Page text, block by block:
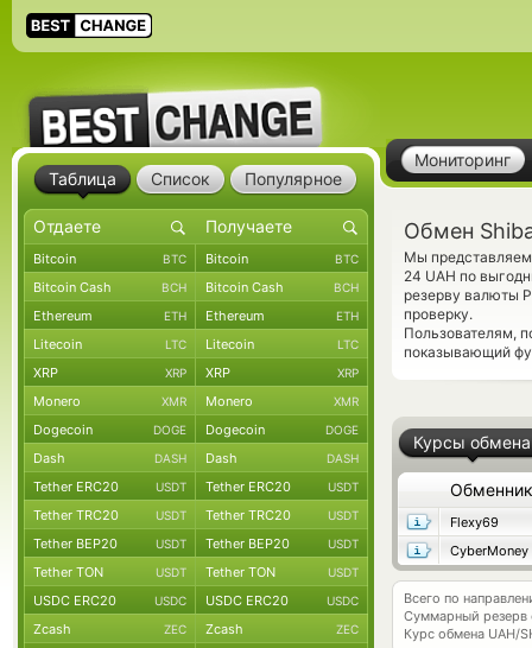
Мониторинг
Обмен
Мы представляем
24 UAH по
резерву валюты
проверку.
Пользователям,
показывающий
Курсы обмена
Обменник
Flexy69
CyberMoney
Всего по
Суммарный резерв
Курс обмена UAH/
Таблица Список Популярное
Bitcoin BTC Bitcoin BTC
Bitcoin Cash BCH Bitcoin Cash BCH
Ethereum ETH Ethereum ETH
Litecoin LTC Litecoin LTC
XRP XRP XRP XRP
Monero XMR Monero XMR
Dogecoin DOGE Dogecoin DOGE
Dash DASH Dash DASH
Tether ERC20 USDT Tether ERC20 USDT
Tether TRC20 USDT Tether TRC20 USDT
Tether BEP20 USDT Tether BEP20 USDT
Tether TON USDT Tether TON USDT
USDC ERC20 USDC USDC ERC20 USDC
Zcash ZEC Zcash ZEC